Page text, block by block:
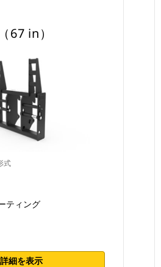
67 in）
式
ティング
詳細を表示